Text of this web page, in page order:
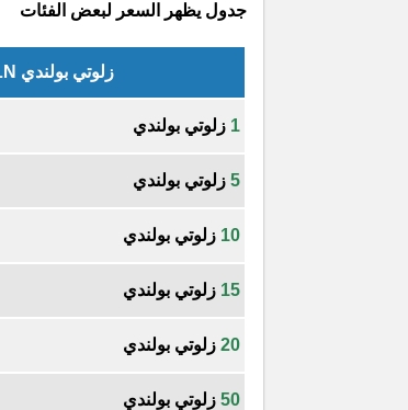
جدول يظهر السعر لبعض الفئات
زلوتي بولندي PLN
1 زلوتي بولندي
5 زلوتي بولندي
10 زلوتي بولندي
15 زلوتي بولندي
20 زلوتي بولندي
50 زلوتي بولندي